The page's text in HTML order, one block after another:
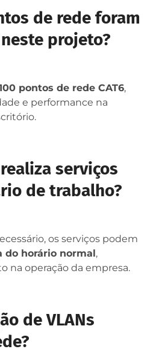
de rede foram
projeto?
pontos de rede CAT6,
e performance na
serviços
de trabalho?
os serviços podem
do horário normal,
na operação da empresa.
de VLANs